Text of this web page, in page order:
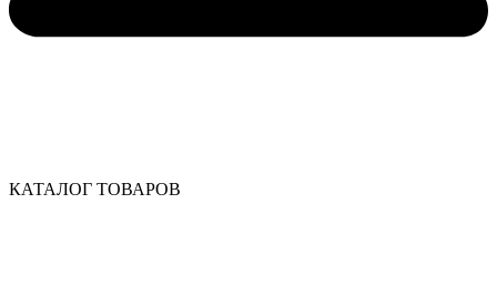
КАТАЛОГ ТОВАРОВ